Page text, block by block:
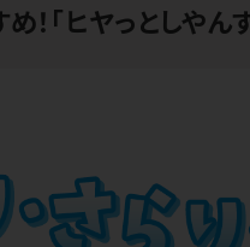
「ヒヤっとしやん